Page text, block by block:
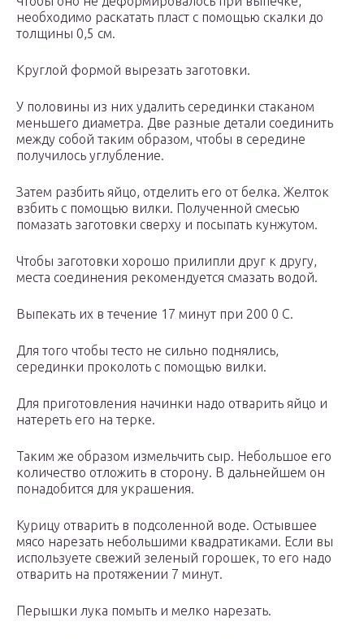
необходимо раскатать пласт с помощью скалки до
толщины 0,5 см.
Круглой формой вырезать заготовки.
У половины из них удалить серединки стаканом
меньшего диаметра. Две разные детали соединить
между собой таким образом, чтобы в середине
получилось углубление.
Затем разбить яйцо, отделить его от белка. Желток
взбить с помощью вилки. Полученной смесью
помазать заготовки сверху и посыпать кунжутом.
Чтобы заготовки хорошо прилипли друг к другу,
места соединения рекомендуется смазать водой.
Выпекать их в течение 17 минут при 200 0 С.
Для того чтобы тесто не сильно поднялись,
серединки проколоть с помощью вилки.
Для приготовления начинки надо отварить яйцо и
натереть его на терке.
Таким же образом измельчить сыр. Небольшое его
количество отложить в сторону. В дальнейшем он
понадобится для украшения.
Курицу отварить в подсоленной воде. Остывшее
мясо нарезать небольшими квадратиками. Если вы
используете свежий зеленый горошек, то его надо
отварить на протяжении 7 минут.
Перышки лука помыть и мелко нарезать.